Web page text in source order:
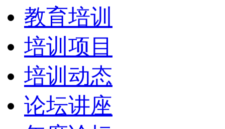
教育培训
培训项目
培训动态
论坛讲座